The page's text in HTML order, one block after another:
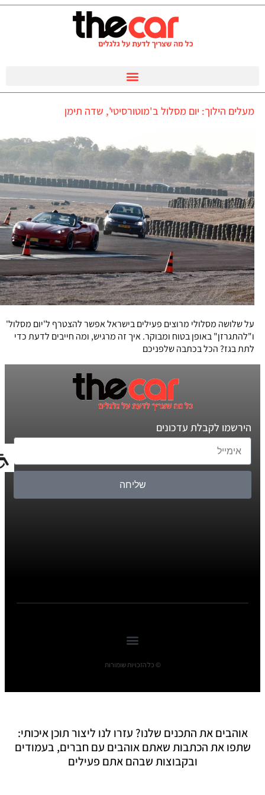
מעלים הילוך: יום מסלול ב'מוטורסיטי', שדה תימן
על שלושה מסלולי מרוצים פעילים בישראל אפשר להצטרף ל'יום מסלול'
ו"להתגרזן" באופן בטוח ומבוקר. איך זה מרגיש, ומה חייבים לדעת כדי
לתת בגז? הכל בכתבה שלפניכם
הירשמו לקבלת עדכונים
שליחה
© כל הזכויות שומורות
אוהבים את התכנים שלנו? עזרו לנו ליצור תוכן איכותי:
שתפו את הכתבות שאתם אוהבים עם חברים, בעמודים
ובקבוצות שבהם אתם פעילים